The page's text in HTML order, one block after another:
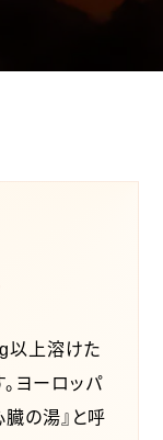
以上溶けた
ヨーロッパ
臓の湯』と呼